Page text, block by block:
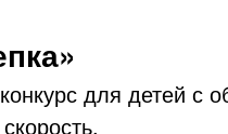
для детей с